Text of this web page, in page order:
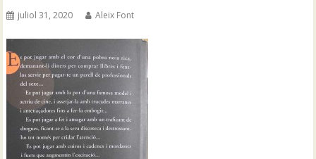
juliol 31, 2020 Aleix Font